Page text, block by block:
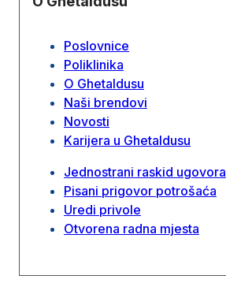
Poslovnice
Poliklinika
O Ghetaldusu
Naši brendovi
Novosti
Karijera u Ghetaldusu
Jednostrani raskid ugovora
Pisani prigovor potrošaća
Uredi privole
Otvorena radna mjesta